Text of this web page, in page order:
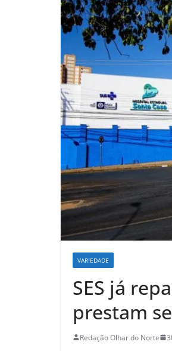
VARIEDADE
SES já
prestam
Redação Olhar do Norte